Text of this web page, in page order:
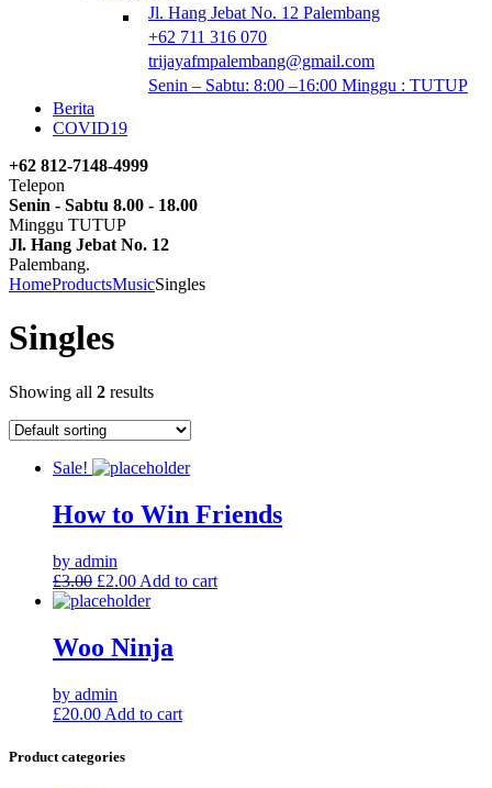
Jl. Hang Jebat No. 12 Palembang
+62 711 316 070
trijayafmpalembang@gmail.com
Senin – Sabtu: 8:00 –16:00 Minggu : TUTUP
Berita
COVID19
+62 812-7148-4999
Telepon
Senin - Sabtu 8.00 - 18.00
Minggu TUTUP
Jl. Hang Jebat No. 12
Palembang.
HomeProductsMusicSingles
Singles
Showing all 2 results
Sale!
How to Win Friends
by admin
£3.00 £2.00 Add to cart
Woo Ninja
by admin
£20.00 Add to cart
Product categories